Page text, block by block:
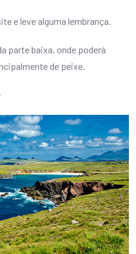
e leve alguma lembrança.
parte baixa, onde poderá
de peixe.